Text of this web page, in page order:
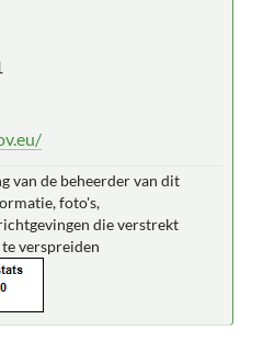
van de beheerder van dit
foto's,
die verstrekt
verspreiden